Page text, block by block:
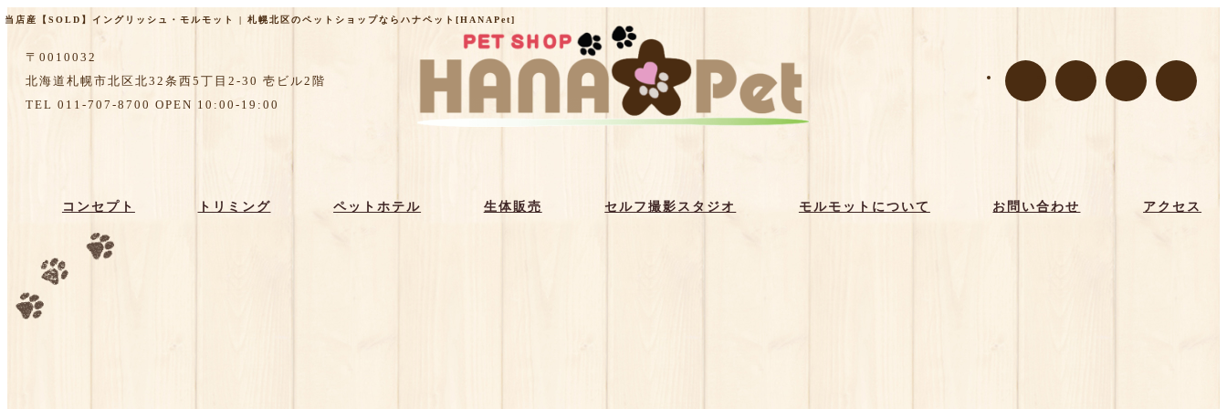
当店産【SOLD】イングリッシュ・モルモット | 札幌北区のペットショップならハナペット[HANAPet]
〒0010032
北海道札幌市北区北32条西5丁目2-30 壱ビル2階
TEL 011-707-8700 OPEN 10:00-19:00
コンセプト トリミング ペットホテル 生体販売 セルフ撮影スタジオ モルモットについて お問い合わせ アクセス